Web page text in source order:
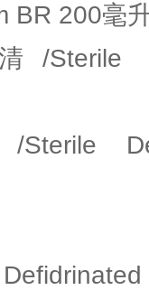
BR 200毫